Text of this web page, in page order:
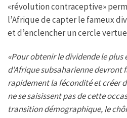
«révolution contraceptive»
l’Afrique de capter le fameux
et d’enclencher un cercle
«Pour obtenir le dividende le plus
d’Afrique subsaharienne devront
rapidement la fécondité et créer
ne se saisissent pas de cette
transition démographique, le